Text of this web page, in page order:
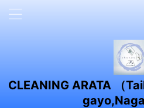
CLEANING ARATA （